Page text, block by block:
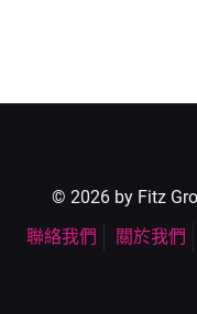
© 2026 by Fitz
聯絡我們
關於我們